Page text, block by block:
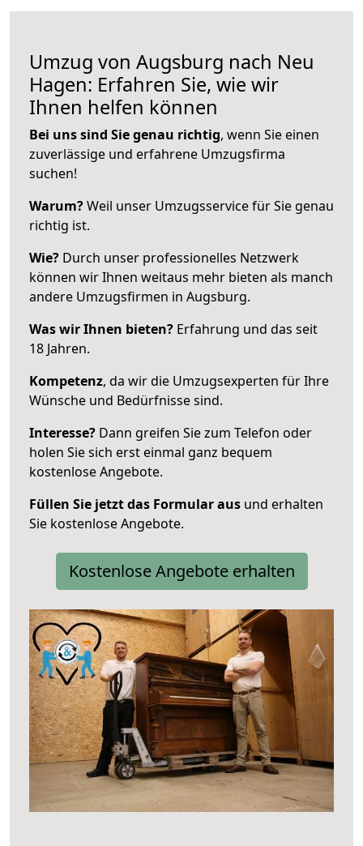
Umzug von Augsburg nach Neu
Hagen: Erfahren Sie, wie wir
Ihnen helfen können
Bei uns sind Sie genau richtig, wenn Sie einen
zuverlässige und erfahrene Umzugsfirma
suchen!
Warum?Weil unser Umzugsservice für Sie genau
richtig ist.
Wie? Durch unser professionelles Netzwerk
können wir Ihnen weitaus mehr bieten als manch
andere Umzugsfirmen in Augsburg.
Was wir Ihnen bieten? Erfahrung und das seit
18 Jahren.
Kompetenz, da wir die Umzugsexperten für Ihre
Wünsche und Bedürfnisse sind.
Interesse? Dann greifen Sie zum Telefon oder
holen Sie sich erst einmal ganz bequem
kostenlose Angebote.
Füllen Sie jetzt das Formular aus und erhalten
Sie kostenlose Angebote.
Kostenlose Angebote erhalten